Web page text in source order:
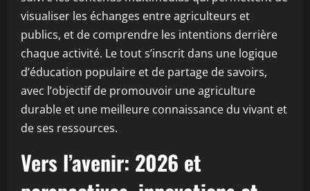
visualiser les échanges entre agriculteurs et
publics, et de comprendre les intentions derrière
chaque activité. Le tout s’inscrit dans une logique
d’éducation populaire et de partage de savoirs,
avec l’objectif de promouvoir une agriculture
durable et une meilleure connaissance du vivant et
de ses ressources.
Vers l’avenir: 2026 et